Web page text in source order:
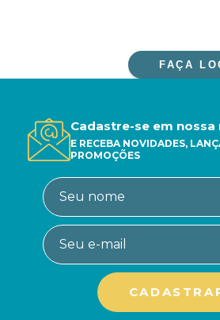
FAÇA
Cadastre-se em
E RECEBA NOVIDADES,
PROMOÇÕES